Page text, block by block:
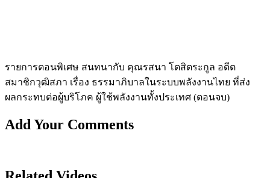
รายการตอนพิเศษ สนทนากับ คุณรสนา โตสิตระกูล อดีต
สมาชิกวุฒิสภา เรื่อง ธรรมาภิบาลในระบบพลังงานไทย ที่ส่ง
ผลกระทบต่อผู้บริโภค ผู้ใช้พลังงานทั้งประเทศ (ตอนจบ)
Add Your Comments